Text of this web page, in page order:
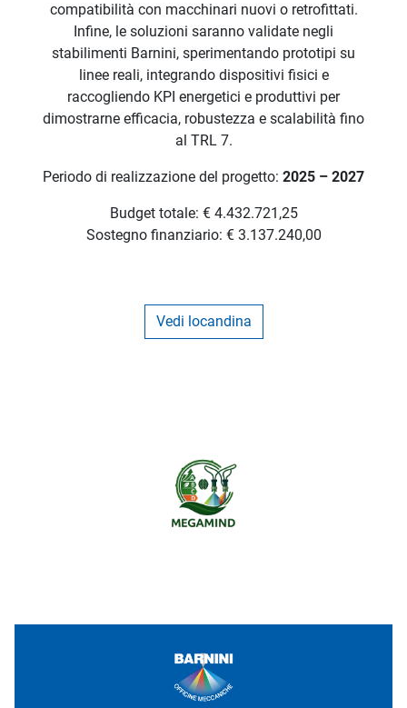
compatibilità con macchinari nuovi o retrofittati.
Infine, le soluzioni saranno validate negli
stabilimenti Barnini, sperimentando prototipi su
linee reali, integrando dispositivi fisici e
raccogliendo KPI energetici e produttivi per
dimostrarne efficacia, robustezza e scalabilità fino
al TRL 7.
Periodo di realizzazione del progetto: 2025 – 2027
Budget totale: € 4.432.721,25
Sostegno finanziario: € 3.137.240,00
Vedi locandina